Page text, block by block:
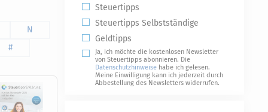
N
#
Steuertipps
Steuertipps Selbstständige
Geldtipps
Ja, ich möchte die kostenlosen Newsletter
von Steuertipps abonnieren. Die
Datenschutzhinweise habe ich gelesen.
Meine Einwilligung kann ich jederzeit durch
Abbestellung des Newsletters widerrufen.